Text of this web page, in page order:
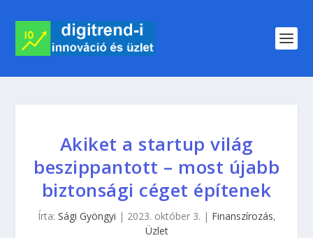
Akiket a startup világ
beszippantott – most újabb
biztonsági céget építenek
Írta: Sági Gyöngyi | 2023. október 3. | Finanszírozás,
Üzlet